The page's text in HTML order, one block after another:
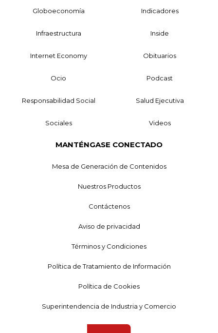
Globoeconomía Indicadores
Infraestructura Inside
Internet Economy Obituarios
Ocio Podcast
Responsabilidad Social Salud Ejecutiva
Sociales Videos
MANTÉNGASE CONECTADO
Mesa de Generación de Contenidos
Nuestros Productos
Contáctenos
Aviso de privacidad
Términos y Condiciones
Política de Tratamiento de Información
Política de Cookies
Superintendencia de Industria y Comercio